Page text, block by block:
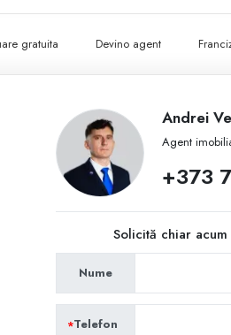
gratuita Devino agent
Andrei
Agent
+373
Solicită chiar
Nume
Telefon